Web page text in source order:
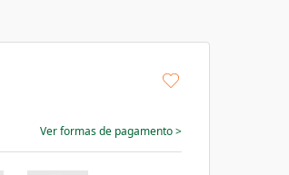
Ver formas de pagamento>